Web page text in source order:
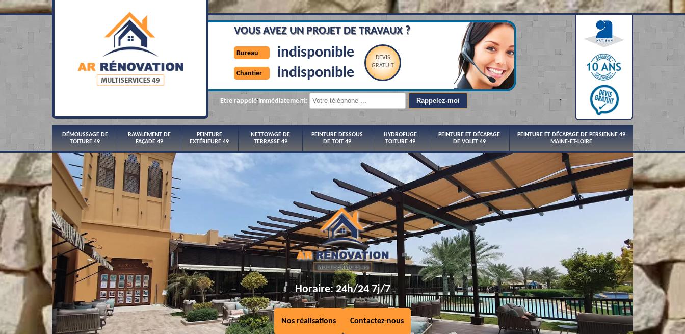
VOUS AVEZ UN PROJET DE TRAVAUX ?
Bureau indisponible
Chantier indisponible
DEVIS
GRATUIT
Etre rappelé immédiatement:
DÉMOUSSAGE DE
TOITURE 49
RAVALEMENT DE
FAÇADE 49
PEINTURE
EXTÉRIEURE 49
NETTOYAGE DE
TERRASSE 49
PEINTURE DESSOUS
DE TOIT 49
HYDROFUGE
TOITURE 49
PEINTURE ET DÉCAPAGE
DE VOLET 49
PEINTURE ET DÉCAPAGE DE PERSIENNE 49
MAINE-ET-LOIRE
Horaire: 24h/24 7j/7
Nos réalisations Contactez-nous